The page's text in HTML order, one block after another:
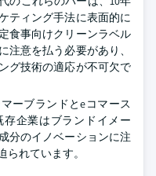
ティング手法に表面的に
食事向けクリーンラベル
注意を払う必要があり、
グ技術の適応が不可欠で
ーブランドとeコマース
企業はブランドイメー
分のイノベーションに注
れています。